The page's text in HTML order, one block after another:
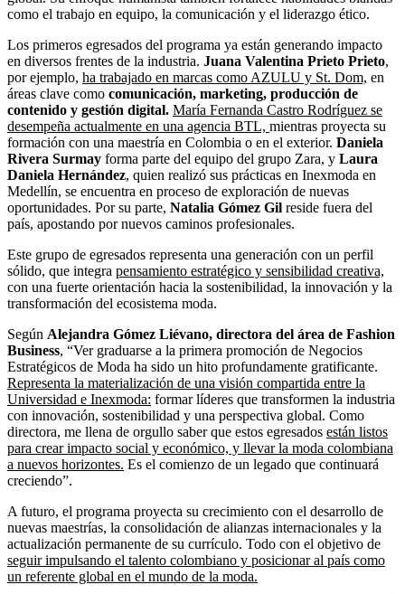
como el trabajo en equipo, la comunicación y el liderazgo ético.
Los primeros egresados del programa ya están generando impacto
en diversos frentes de la industria. Juana Valentina Prieto Prieto,
por ejemplo, ha trabajado en marcas como AZULU y St. Dom, en
áreas clave como comunicación, marketing, producción de
contenido y gestión digital. María Fernanda Castro Rodríguez se
desempeña actualmente en una agencia BTL, mientras proyecta su
formación con una maestría en Colombia o en el exterior. Daniela
Rivera Surmay forma parte del equipo del grupo Zara, y Laura
Daniela Hernández, quien realizó sus prácticas en Inexmoda en
Medellín, se encuentra en proceso de exploración de nuevas
oportunidades. Por su parte, Natalia Gómez Gil reside fuera del
país, apostando por nuevos caminos profesionales.
Este grupo de egresados representa una generación con un perfil
sólido, que integra pensamiento estratégico y sensibilidad creativa,
con una fuerte orientación hacia la sostenibilidad, la innovación y la
transformación del ecosistema moda.
Según Alejandra Gómez Liévano, directora del área de Fashion
Business, “Ver graduarse a la primera promoción de Negocios
Estratégicos de Moda ha sido un hito profundamente gratificante.
Representa la materialización de una visión compartida entre la
Universidad e Inexmoda: formar líderes que transformen la industria
con innovación, sostenibilidad y una perspectiva global. Como
directora, me llena de orgullo saber que estos egresados están listos
para crear impacto social y económico, y llevar la moda colombiana
a nuevos horizontes. Es el comienzo de un legado que continuará
creciendo”.
A futuro, el programa proyecta su crecimiento con el desarrollo de
nuevas maestrías, la consolidación de alianzas internacionales y la
actualización permanente de su currículo. Todo con el objetivo de
seguir impulsando el talento colombiano y posicionar al país como
un referente global en el mundo de la moda.